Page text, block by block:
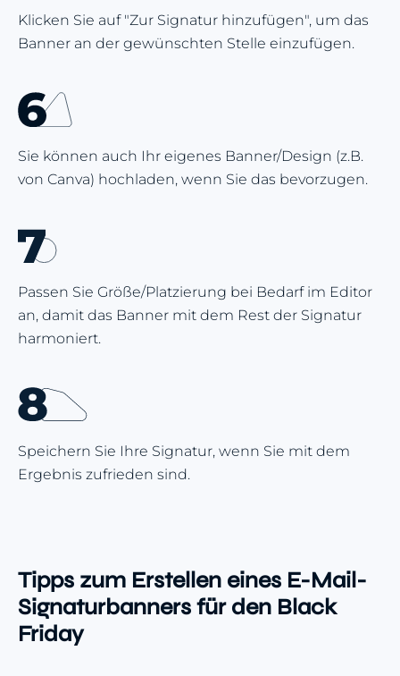
Klicken Sie auf "Zur Signatur hinzufügen", um das
Banner an der gewünschten Stelle einzufügen.
Sie können auch Ihr eigenes Banner/Design (z.B.
von Canva) hochladen, wenn Sie das bevorzugen.
Passen Sie Größe/Platzierung bei Bedarf im Editor
an, damit das Banner mit dem Rest der Signatur
harmoniert.
Speichern Sie Ihre Signatur, wenn Sie mit dem
Ergebnis zufrieden sind.
Tipps zum Erstellen eines E-Mail-
Signaturbanners für den Black
Friday